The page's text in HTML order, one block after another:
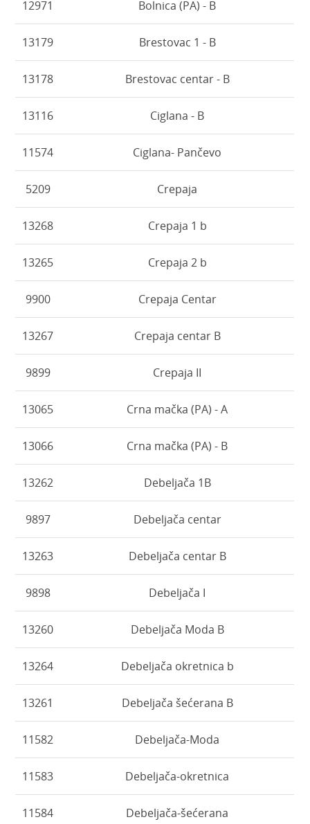
12971 Bolnica (PA) - B
13179 Brestovac 1 - B
13178 Brestovac centar - B
13116 Ciglana - B
11574 Ciglana- Pančevo
5209 Crepaja
13268 Crepaja 1 b
13265 Crepaja 2 b
9900 Crepaja Centar
13267 Crepaja centar B
9899 Crepaja II
13065 Crna mačka (PA) - A
13066 Crna mačka (PA) - B
13262 Debeljača 1B
9897 Debeljača centar
13263 Debeljača centar B
9898 Debeljača I
13260 Debeljača Moda B
13264 Debeljača okretnica b
13261 Debeljača šećerana B
11582 Debeljača-Moda
11583 Debeljača-okretnica
11584 Debeljača-šećerana